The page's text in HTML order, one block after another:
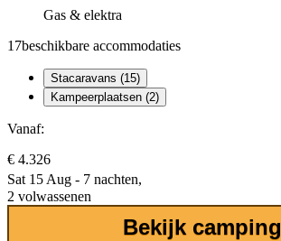
Gas & elektra
17beschikbare accommodaties
Stacaravans (15)
Kampeerplaatsen (2)
Vanaf:
€ 4.326
Sat 15 Aug - 7 nachten,
2 volwassenen
Bekijk camping